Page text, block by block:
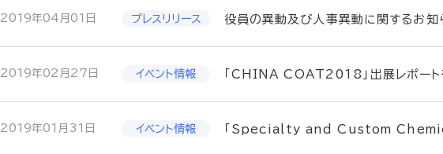
2019年04月01日 役員の異動及び人事異動に関するお知
2019年02月27日 「CHINA COAT2018」出展レポート
2019年01月31日 「Specialty and Custom